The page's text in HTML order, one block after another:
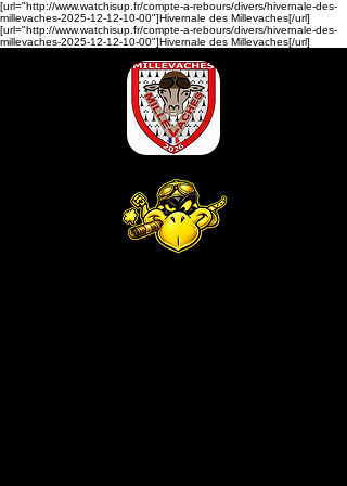
[url="http://www.watchisup.fr/compte-a-rebours/divers/hivernale-des-
millevaches-2025-12-12-10-00"]Hivernale des Millevaches[/url]
[url="http://www.watchisup.fr/compte-a-rebours/divers/hivernale-des-
millevaches-2025-12-12-10-00"]Hivernale des Millevaches[/url]